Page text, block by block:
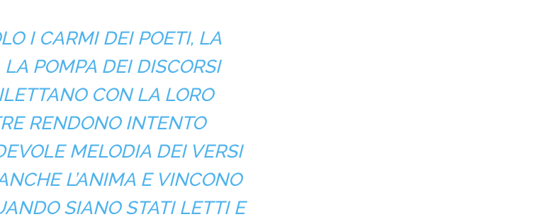
I CARMI DEI POETI, LA
POMPA DEI DISCORSI
CON LA LORO
RENDONO INTENTO
MELODIA DEI VERSI
L’ANIMA E VINCONO
SIANO STATI LETTI E